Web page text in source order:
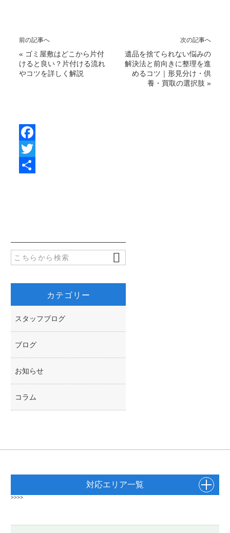
前の記事へ
« ゴミ屋敷はどこから片付
けると良い？片付ける流れ
やコツを詳しく解説
次の記事へ
遺品を捨てられない悩みの
解決法と前向きに整理を進
めるコツ｜形見分け・供
養・買取の選択肢 »
F
カテゴリー
スタッフブログ
ブログ
お知らせ
コラム
対応エリア一覧
>>>>